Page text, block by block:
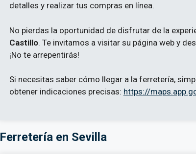
detalles y realizar tus compras en línea.
No pierdas la oportunidad de disfrutar de la
Castillo. Te invitamos a visitar su página web y
¡No te arrepentirás!
Si necesitas saber cómo llegar a la ferretería,
obtener indicaciones precisas: https://
Ferretería en Sevilla